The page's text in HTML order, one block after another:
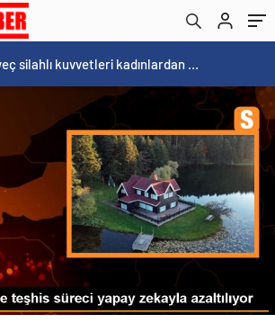
Norweç silahlı kuvvetleri kadınlardan oluşan özel kuvvetler eğitimlerini başlattı.